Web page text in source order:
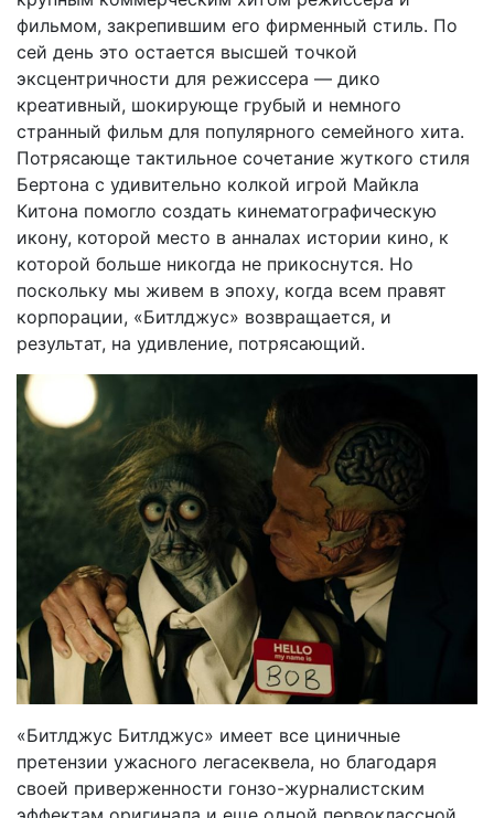
фильмом, закрепившим его фирменный стиль. По
сей день это остается высшей точкой
эксцентричности для режиссера — дико
креативный, шокирующе грубый и немного
странный фильм для популярного семейного хита.
Потрясающе тактильное сочетание жуткого стиля
Бертона с удивительно колкой игрой Майкла
Китона помогло создать кинематографическую
икону, которой место в анналах истории кино, к
которой больше никогда не прикоснутся. Но
поскольку мы живем в эпоху, когда всем правят
корпорации, «Битлджус» возвращается, и
результат, на удивление, потрясающий.
«Битлджус Битлджус» имеет все циничные
претензии ужасного легасеквела, но благодаря
своей приверженности гонзо-журналистским